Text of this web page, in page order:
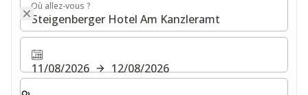
Où allez-vous ?
Où allez-vous ?
11/08/2026
12/08/2026
Sélectionnez le nombre de chambres et d'invités pour